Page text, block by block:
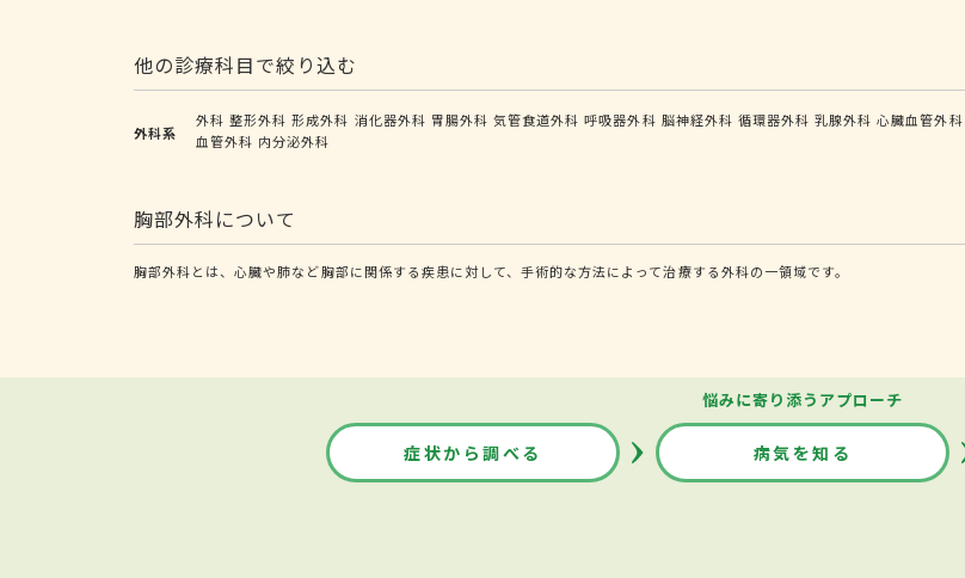
他の診療科目で絞り込む
外科系
外科 整形外科 形成外科 消化器外科 胃腸外科 気管食道外科 呼吸器外科 脳神経外科 循環器外科 乳腺外科 心臓血管外科
血管外科 内分泌外科
胸部外科について
胸部外科とは、心臓や肺など胸部に関係する疾患に対して、手術的な方法によって治療する外科の一領域です。
悩みに寄り添うアプローチ
症状から調べる 病気を知る